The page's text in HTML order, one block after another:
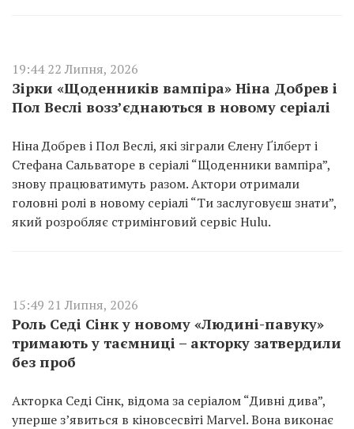
19:44 22 Липня, 2026
Зірки «Щоденників вампіра» Ніна Добрев і
Пол Веслі возз’єднаються в новому серіалі
Ніна Добрев і Пол Веслі, які зіграли Єлену Ґілберт і
Стефана Сальваторе в серіалі “Щоденники вампіра”,
знову працюватимуть разом. Актори отримали
головні ролі в новому серіалі “Ти заслуговуєш знати”,
який розробляє стримінговий сервіс Hulu.
15:49 21 Липня, 2026
Роль Седі Сінк у новому «Людині-павуку»
тримають у таємниці – акторку затвердили
без проб
Акторка Седі Сінк, відома за серіалом “Дивні дива”,
уперше з’явиться в кіновсесвіті Marvel. Вона виконає